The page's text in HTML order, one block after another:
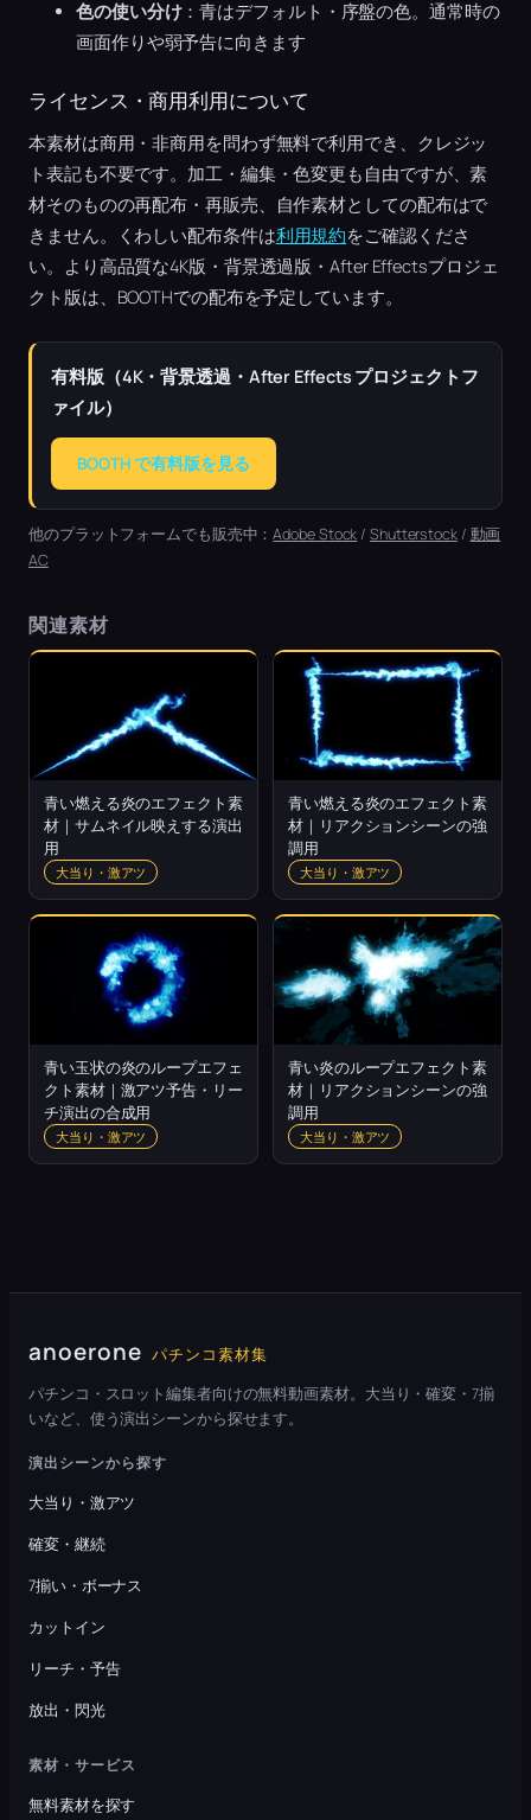
色の使い分け：青はデフォルト・序盤の色。通常時の
画面作りや弱予告に向きます
ライセンス・商用利用について
本素材は商用・非商用を問わず無料で利用でき、クレジッ
ト表記も不要です。加工・編集・色変更も自由ですが、素
材そのものの再配布・再販売、自作素材としての配布はで
きません。くわしい配布条件は利用規約をご確認くださ
い。より高品質な4K版・背景透過版・After Effectsプロジェ
クト版は、BOOTHでの配布を予定しています。
有料版（4K・背景透過・After Effects プロジェクトフ
ァイル）
BOOTH で有料版を見る
他のプラットフォームでも販売中：Adobe Stock /Shutterstock/ 動画
AC
関連素材
青い燃える炎のエフェクト素
材｜サムネイル映えする演出
用
大当り・激アツ
青い燃える炎のエフェクト素
材｜リアクションシーンの強
調用
大当り・激アツ
青い玉状の炎のループエフェ
クト素材｜激アツ予告・リー
チ演出の合成用
大当り・激アツ
青い炎のループエフェクト素
材｜リアクションシーンの強
調用
大当り・激アツ
anoerone パチンコ素材集
パチンコ・スロット編集者向けの無料動画素材。大当り・確変・7揃
いなど、使う演出シーンから探せます。
演出シーンから探す
大当り・激アツ
確変・継続
7揃い・ボーナス
カットイン
リーチ・予告
放出・閃光
素材・サービス
無料素材を探す